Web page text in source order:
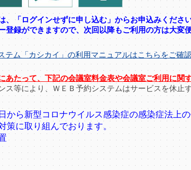
、「ログインせずに申し込む」からお申込みくださ
録ができますので、次回以降もご利用の方は大変便
テム「カシカイ」の利用マニュアルはこちらをご確認
あたって、下記の会議室料金表や会議室ご利用に関
ス等により、ＷＥＢ予約システムはサービスを休止
から新型コロナウイルス感染症の感染症法上
策に取り組んでおります。